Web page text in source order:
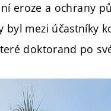
eroze a ochrany
mezi účastníky
doktorand po